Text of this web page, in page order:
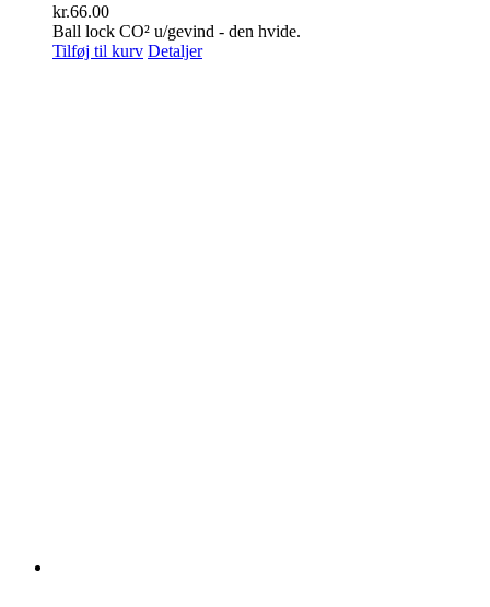
kr.66.00
Ball lock CO² u/gevind - den hvide.
Tilføj til kurv Detaljer